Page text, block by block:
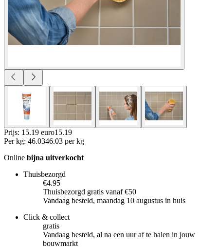
Prijs: 15.19 euro15.19
Per kg: 46.0346.03 per kg
Online bijna uitverkocht
Thuisbezorgd
€4.95
Thuisbezorgd gratis vanaf €50
Vandaag besteld, maandag 10 augustus in huis
Click & collect
gratis
Vandaag besteld, al na een uur af te halen in jouw
bouwmarkt